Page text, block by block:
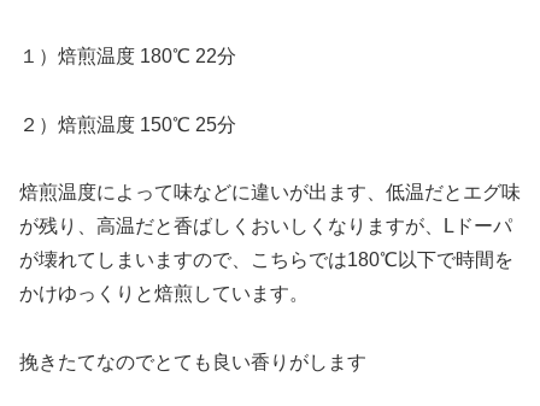
１）焙煎温度 180℃ 22分
２）焙煎温度 150℃ 25分
焙煎温度によって味などに違いが出ます、低温だとエグ味
が残り、高温だと香ばしくおいしくなりますが、Lドーパ
が壊れてしまいますので、こちらでは180℃以下で時間を
かけゆっくりと焙煎しています。
挽きたてなのでとても良い香りがします